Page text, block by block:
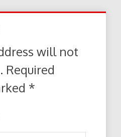
will not
Required
*